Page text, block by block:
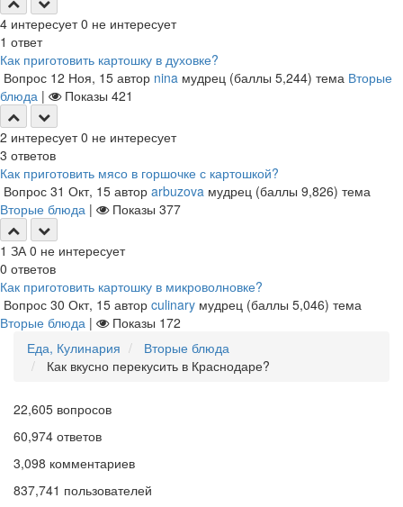
4 интересует 0 не интересует
1 ответ
Как приготовить картошку в духовке?
Вопрос 12 Ноя, 15 автор nina мудрец (баллы 5,244) тема Вторые
блюда | Показы 421
2 интересует 0 не интересует
3 ответов
Как приготовить мясо в горшочке с картошкой?
Вопрос 31 Окт, 15 автор arbuzova мудрец (баллы 9,826) тема
Вторые блюда | Показы 377
1 ЗА 0 не интересует
0 ответов
Как приготовить картошку в микроволновке?
Вопрос 30 Окт, 15 автор culinary мудрец (баллы 5,046) тема
Вторые блюда | Показы 172
Еда, Кулинария
Вторые блюда
Как вкусно перекусить в Краснодаре?
22,605 вопросов
60,974 ответов
3,098 комментариев
837,741 пользователей